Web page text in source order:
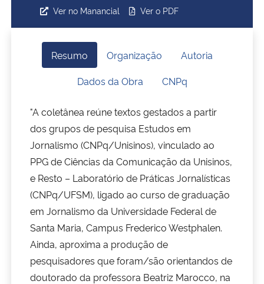
Ministério de Minas e Energia
Ministério da Ciência, Tecnologia, Inovações e Comunicações
Ministério do Desenvolvimento Regional
Controladoria-Geral da União
Ministério da Mulher, da Família e dos Direitos Humanos
Secretaria-Geral
Secretaria de Governo
Ver no Manancial Ver o PDF
Resumo Organização
Autoria
Dados da Obra
CNPq
"A coletânea reúne textos gestados a partir
dos grupos de pesquisa Estudos em
Jornalismo (CNPq/Unisinos), vinculado ao
PPG de Ciências da Comunicação da Unisinos,
e Resto – Laboratório de Práticas Jornalísticas
(CNPq/UFSM), ligado ao curso de graduação
em Jornalismo da Universidade Federal de
Santa Maria, Campus Frederico Westphalen.
Ainda, aproxima a produção de
pesquisadores que foram/são orientandos de
doutorado da professora Beatriz Marocco, na